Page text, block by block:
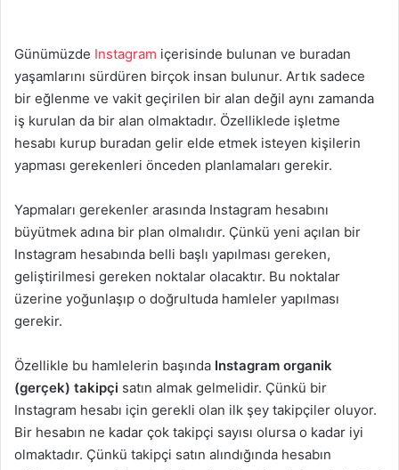
Günümüzde Instagram içerisinde bulunan ve buradan
yaşamlarını sürdüren birçok insan bulunur. Artık sadece
bir eğlenme ve vakit geçirilen bir alan değil aynı zamanda
iş kurulan da bir alan olmaktadır. Özelliklede işletme
hesabı kurup buradan gelir elde etmek isteyen kişilerin
yapması gerekenleri önceden planlamaları gerekir.
Yapmaları gerekenler arasında Instagram hesabını
büyütmek adına bir plan olmalıdır. Çünkü yeni açılan bir
Instagram hesabında belli başlı yapılması gereken,
geliştirilmesi gereken noktalar olacaktır. Bu noktalar
üzerine yoğunlaşıp o doğrultuda hamleler yapılması
gerekir.
Özellikle bu hamlelerin başında Instagram organik
(gerçek) takipçi satın almak gelmelidir. Çünkü bir
Instagram hesabı için gerekli olan ilk şey takipçiler oluyor.
Bir hesabın ne kadar çok takipçi sayısı olursa o kadar iyi
olmaktadır. Çünkü takipçi satın alındığında hesabın